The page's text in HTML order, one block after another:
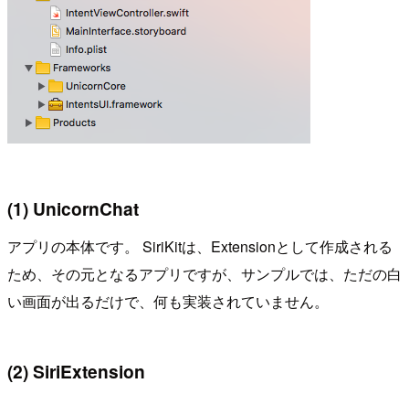
(1) UnicornChat
アプリの本体です。 SiriKitは、Extensionとして作成される
ため、その元となるアプリですが、サンプルでは、ただの白
い画面が出るだけで、何も実装されていません。
(2) SiriExtension